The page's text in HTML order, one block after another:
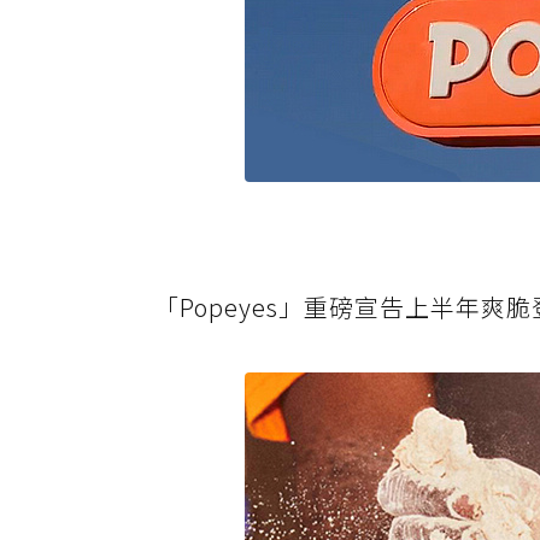
「Popeyes」重磅宣告上半年爽